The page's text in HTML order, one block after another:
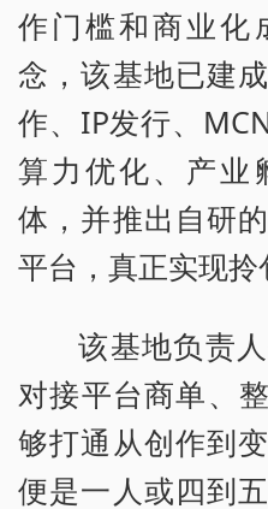
作门槛和商业化
念，该基地已建
作、IP发行、
算力优化、产业
体，并推出自研
平台，真正实现拎
该基地负责
对接平台商单、
够打通从创作到
便是一人或四到